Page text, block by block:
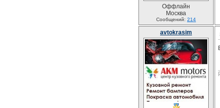
Оффлайн
Москва
Сообщений: 214
avtokrasim